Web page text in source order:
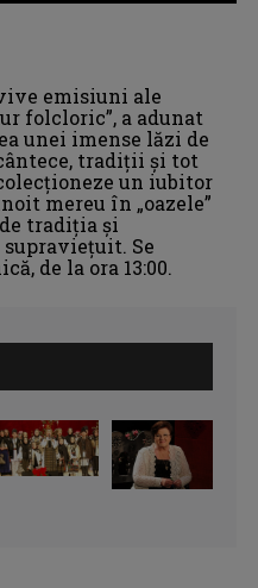
emisiuni ale
folcloric”, a adunat
unei imense lăzi de
tradiţii şi tot
un iubitor
mereu în „oazele”
tradiţia şi
Se
de la ora 13:00.